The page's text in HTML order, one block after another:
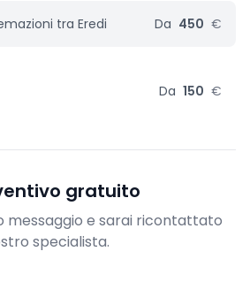
tra Eredi Da 450 €
Da 150 €
gratuito
messaggio e sarai ricontattato
specialista.